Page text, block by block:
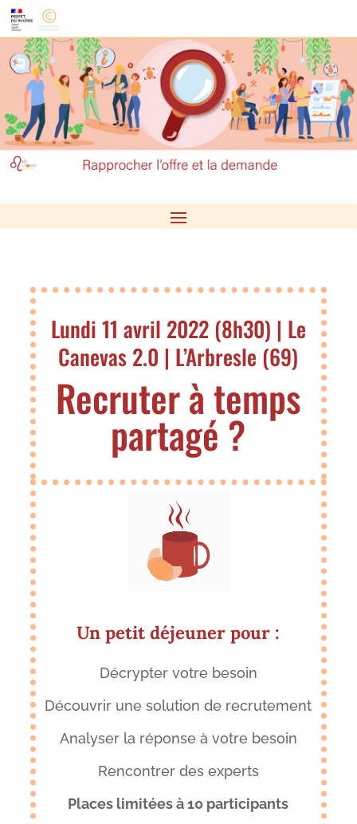
Lundi 11 avril 2022 (8h30) | Le
Canevas 2.0 | L’Arbresle (69)
Recruter à temps
partagé ?
Un petit déjeuner pour :
Décrypter votre besoin
Découvrir une solution de recrutement
Analyser la réponse à votre besoin
Rencontrer des experts
Places limitées à 10 participants